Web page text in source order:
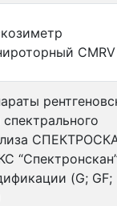
CMRV
спектрального
(G; GF;